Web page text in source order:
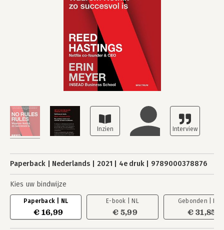
Paperback Nederlands 2021 4e druk 9789000378876
Kies uw bindwijze
Paperback | NL
€ 16,99
E-book | NL
€ 5,99
Gebonden | EN
€ 31,85